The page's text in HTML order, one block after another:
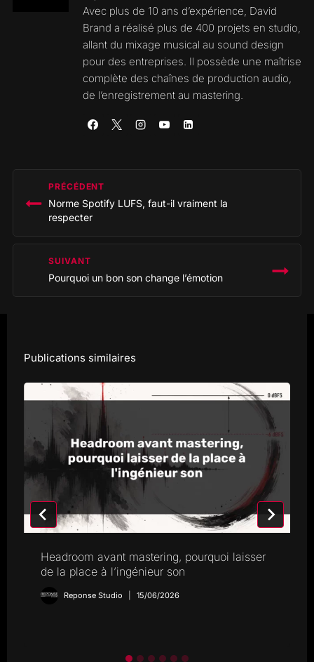
Avec plus de 10 ans d’expérience, David
Brand a réalisé plus de 400 projets en studio,
allant du mixage musical au sound design
pour des entreprises. Il possède une maîtrise
complète des chaînes de production audio,
de l’enregistrement au mastering.
l’article
PRÉCÉDENT
Norme Spotify LUFS, faut-il vraiment la
respecter
SUIVANT
Pourquoi un bon son change l’émotion
Publications similaires
Headroom avant mastering, pourquoi laisser
de la place à l’ingénieur son
Reponse Studio 15/06/2026